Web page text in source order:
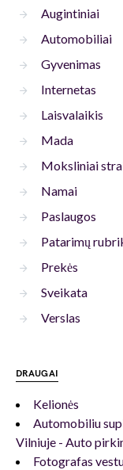
Augintiniai
Automobiliai
Gyvenimas
Internetas
Laisvalaikis
Mada
Moksliniai
Namai
Paslaugos
Patarimų
Prekės
Sveikata
Verslas
DRAUGAI
Kelionės
Automobiliu
Vilniuje - Auto
Fotografas